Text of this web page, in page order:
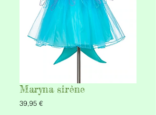
Maryna sirène
39,95 €Prix